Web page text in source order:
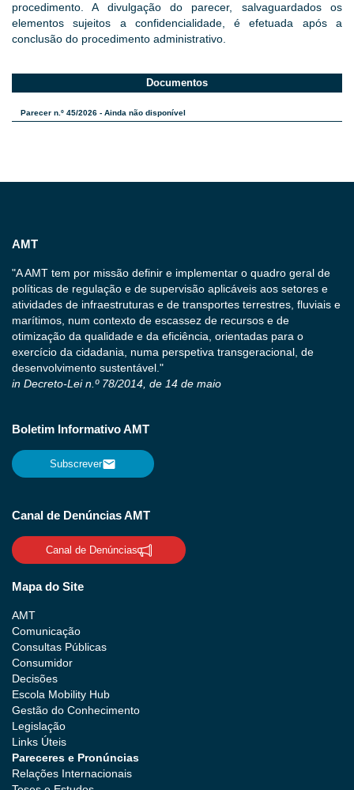
procedimento. A divulgação do parecer, salvaguardados os
elementos sujeitos a confidencialidade, é efetuada após a
conclusão do procedimento administrativo.
Documentos
Parecer n.º 45/2026 - Ainda não disponível
AMT
"A AMT tem por missão definir e implementar o quadro geral de
políticas de regulação e de supervisão aplicáveis aos setores e
atividades de infraestruturas e de transportes terrestres, fluviais e
marítimos, num contexto de escassez de recursos e de
otimização da qualidade e da eficiência, orientadas para o
exercício da cidadania, numa perspetiva transgeracional, de
desenvolvimento sustentável."
in Decreto-Lei n.º 78/2014, de 14 de maio
Boletim Informativo AMT
Subscrever
Canal de Denúncias AMT
Canal de Denúncias
Mapa do Site
AMT
Comunicação
Consultas Públicas
Consumidor
Decisões
Escola Mobility Hub
Gestão do Conhecimento
Legislação
Links Úteis
Pareceres e Pronúncias
Relações Internacionais